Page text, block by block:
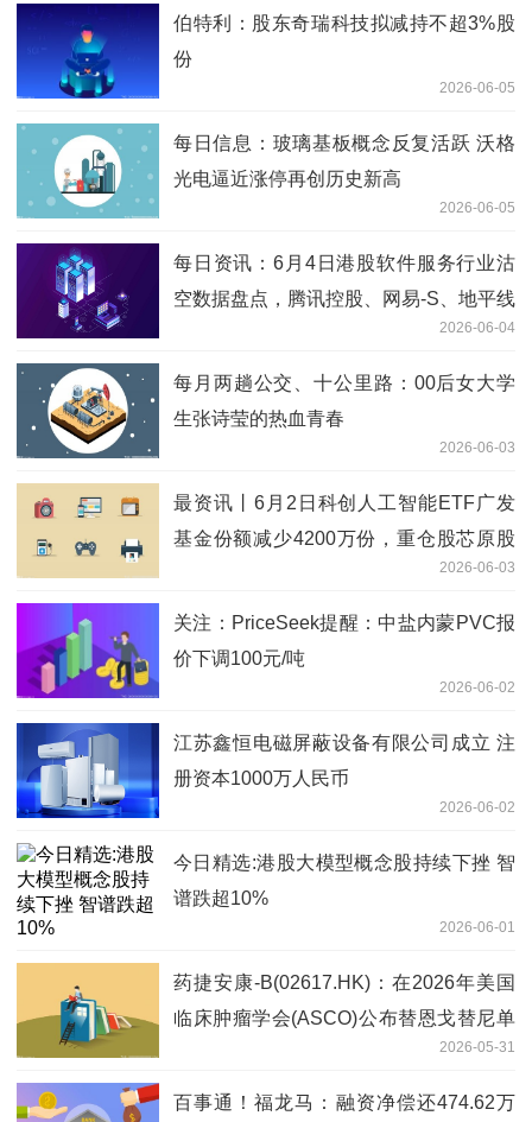
伯特利：股东奇瑞科技拟减持不超3%股
份
2026-06-05
每日信息：玻璃基板概念反复活跃 沃格
光电逼近涨停再创历史新高
2026-06-05
每日资讯：6月4日港股软件服务行业沽
空数据盘点，腾讯控股、网易-S、地平线
机器人-W沽空金额位居行业前三2026-06-04
每月两趟公交、十公里路：00后女大学
生张诗莹的热血青春
2026-06-03
最资讯丨6月2日科创人工智能ETF广发
基金份额减少4200万份，重仓股芯原股
2026-06-03
关注：PriceSeek提醒：中盐内蒙PVC报
价下调100元/吨
2026-06-02
江苏鑫恒电磁屏蔽设备有限公司成立 注
册资本1000万人民币
2026-06-02
今日精选:港股大模型概念股持续下挫 智
谱跌超10%
2026-06-01
药捷安康-B(02617.HK)：在2026年美国
临床肿瘤学会(ASCO)公布替恩戈替尼单
药治疗晚期胆管癌关键II期临床数据2026-05-31
百事通！福龙马：融资净偿还474.62万